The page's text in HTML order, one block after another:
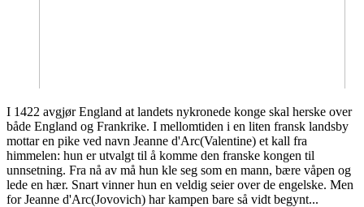
I 1422 avgjør England at landets nykronede konge skal herske over
både England og Frankrike. I mellomtiden i en liten fransk landsby
mottar en pike ved navn Jeanne d'Arc(Valentine) et kall fra
himmelen: hun er utvalgt til å komme den franske kongen til
unnsetning. Fra nå av må hun kle seg som en mann, bære våpen og
lede en hær. Snart vinner hun en veldig seier over de engelske. Men
for Jeanne d'Arc(Jovovich) har kampen bare så vidt begynt...